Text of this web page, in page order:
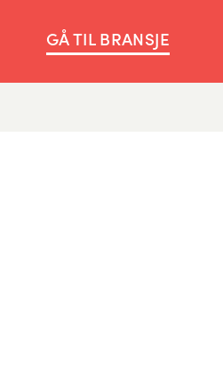
GÅ TIL BRANSJE